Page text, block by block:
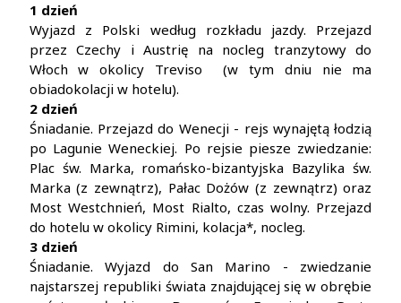
1 dzień
Wyjazd z Polski według rozkładu jazdy. Przejazd
przez Czechy i Austrię na nocleg tranzytowy do
Włoch w okolicy Treviso (w tym dniu nie ma
obiadokolacji w hotelu).
2 dzień
Śniadanie. Przejazd do Wenecji - rejs wynajętą łodzią
po Lagunie Weneckiej. Po rejsie piesze zwiedzanie:
Plac św. Marka, romańsko-bizantyjska Bazylika św.
Marka (z zewnątrz), Pałac Dożów (z zewnątrz) oraz
Most Westchnień, Most Rialto, czas wolny. Przejazd
do hotelu w okolicy Rimini, kolacja*, nocleg.
3 dzień
Śniadanie. Wyjazd do San Marino - zwiedzanie
najstarszej republiki świata znajdującej się w obrębie